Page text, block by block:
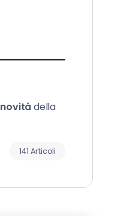
novitàdella
141 Articoli